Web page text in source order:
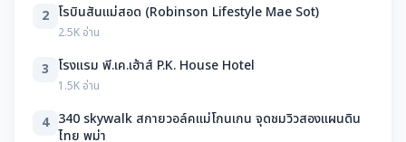
2 โรบินสันแม่สอด (Robinson Lifestyle Mae Sot)
2.5K อ่าน
3 โรงแรม พี.เค.เฮ้าส์ P.K. House Hotel
1.5K อ่าน
4 340 skywalk สกายวอล์คแม่โกนเกน จุดชมวิวสองแผนดิน
ไทย พม่า